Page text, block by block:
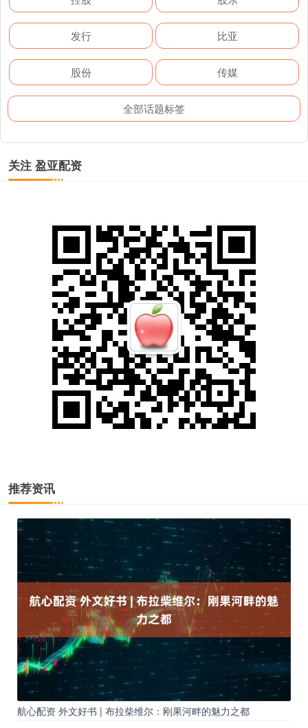
发行 比亚
股份 传媒
全部话题标签
关注 盈亚配资
推荐资讯
航心配资 外文好书 | 布拉柴维尔：刚果河畔的魅力之都